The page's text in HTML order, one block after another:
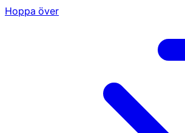
Hoppa över